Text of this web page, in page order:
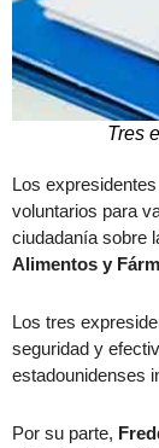
Tres
Los
voluntarios para
ciudadanía sobre
Alimentos y
Los tres
seguridad y
estadounidenses
Por su parte,